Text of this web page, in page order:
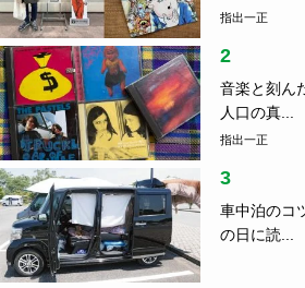
指出一正
2
音楽と刻ん
人口の真...
指出一正
3
車中泊のコ
の日に読...